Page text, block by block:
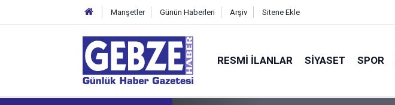
Manşetler Günün Haberleri Arşiv Sitene Ekle
RESMI İLANLAR SİYASET SPOR